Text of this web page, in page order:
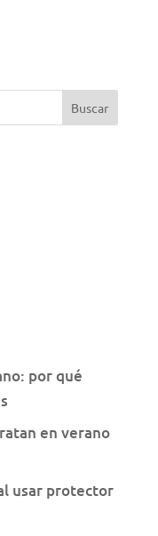
por qué
en verano
usar protector